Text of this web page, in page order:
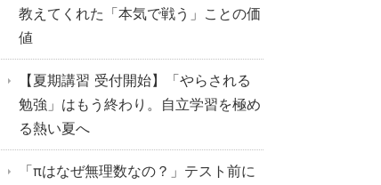
教えてくれた「本気で戦う」ことの価
値
【夏期講習 受付開始】「やらされる
勉強」はもう終わり。自立学習を極め
る熱い夏へ
「πはなぜ無理数なの？」テスト前に